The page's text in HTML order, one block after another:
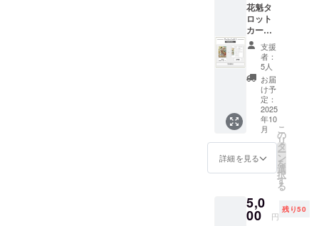
花魁タ
ロット
カード
+解説書
支援
者：
5人
お届
け予
定：
2025
年10
月
詳細を見る
こ
の
リ
タ
ー
ン
を
選
択
す
る
5,0
00 円
残り50